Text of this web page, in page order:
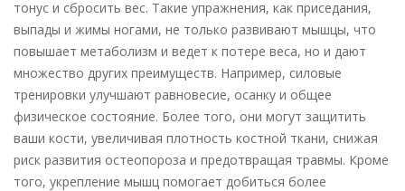
тонус и сбросить вес. Такие упражнения, как приседания,
выпады и жимы ногами, не только развивают мышцы, что
повышает метаболизм и ведет к потере веса, но и дают
множество других преимуществ. Например, силовые
тренировки улучшают равновесие, осанку и общее
физическое состояние. Более того, они могут защитить
ваши кости, увеличивая плотность костной ткани, снижая
риск развития остеопороза и предотвращая травмы. Кроме
того, укрепление мышц помогает добиться более